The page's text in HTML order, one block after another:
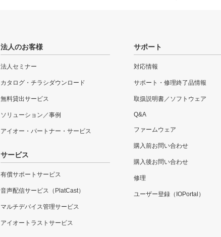
法人のお客様
法人セミナー
カタログ・チラシダウンロード
無料貸出サービス
ソリューション／事例
アイオー・パートナー・サービス
サービス
有償サポートサービス
音声配信サービス（PlatCast）
マルチデバイス管理サービス
アイオートラストサービス
サポート
対応情報
サポート・修理終了品情報
取扱説明書／ソフトウェア
Q&A
ファームウェア
購入前お問い合わせ
購入後お問い合わせ
修理
ユーザー登録（IOPortal）